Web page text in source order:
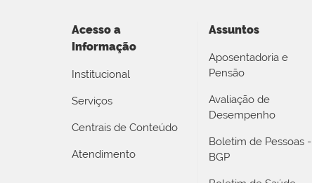
Acesso a
Informação
Institucional
Serviços
Centrais de Conteúdo
Atendimento
Assuntos
Aposentadoria e
Pensão
Avaliação de
Desempenho
Boletim de Pessoas -
BGP